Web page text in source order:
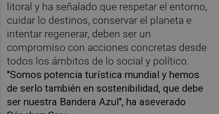
litoral y ha señalado que respetar el entorno,
cuidar lo destinos, conservar el planeta e
intentar regenerar, deben ser un
compromiso con acciones concretas desde
todos los ámbitos de lo social y político.
"Somos potencia turística mundial y hemos
de serlo también en sostenibilidad, que debe
ser nuestra Bandera Azul", ha aseverado